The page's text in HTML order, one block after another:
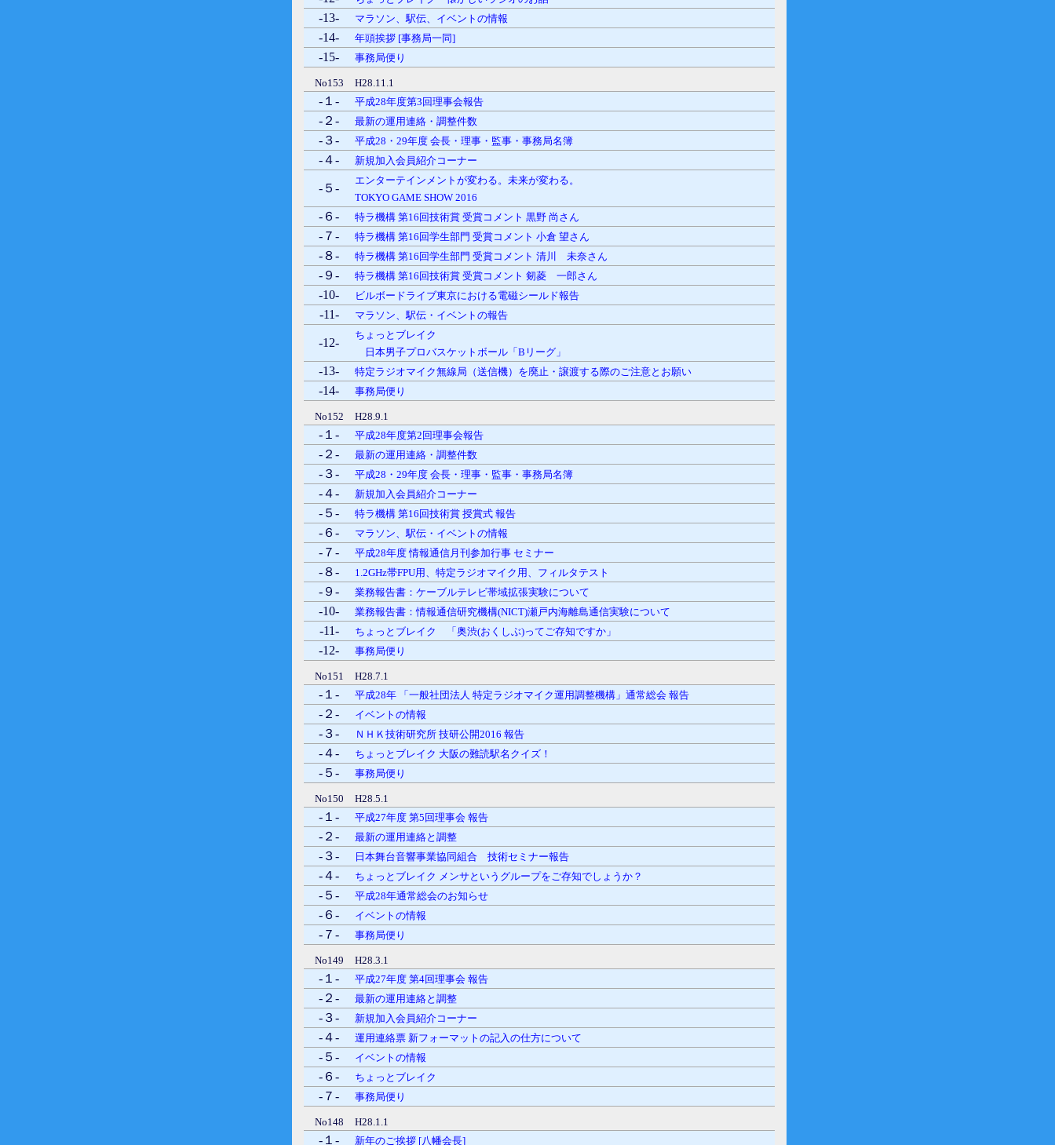
-13- マラソン、駅伝、イベントの情報
-14- 年頭挨拶 [事務局一同]
-15- 事務局便り
No153 H28.11.1
-１- 平成28年度第3回理事会報告
-２- 最新の運用連絡・調整件数
-３- 平成28・29年度 会長・理事・監事・事務局名簿
-４- 新規加入会員紹介コーナー
-５-
エンターテインメントが変わる。未来が変わる。
TOKYO GAME SHOW 2016
-６- 特ラ機構 第16回技術賞 受賞コメント 黒野 尚さん
-７- 特ラ機構 第16回学生部門 受賞コメント 小倉 望さん
-８- 特ラ機構 第16回学生部門 受賞コメント 清川 未奈さん
-９- 特ラ機構 第16回技術賞 受賞コメント 剱菱 一郎さん
-10- ビルボードライブ東京における電磁シールド報告
-11- マラソン、駅伝・イベントの報告
-12-
ちょっとブレイク
日本男子プロバスケットボール「Bリーグ」
-13- 特定ラジオマイク無線局（送信機）を廃止・譲渡する際のご注意とお願い
-14- 事務局便り
No152 H28.9.1
-１- 平成28年度第2回理事会報告
-２- 最新の運用連絡・調整件数
-３- 平成28・29年度 会長・理事・監事・事務局名簿
-４- 新規加入会員紹介コーナー
-５- 特ラ機構 第16回技術賞 授賞式 報告
-６- マラソン、駅伝・イベントの情報
-７- 平成28年度 情報通信月刊参加行事 セミナー
-８- 1.2GHz帯FPU用、特定ラジオマイク用、フィルタテスト
-９- 業務報告書：ケーブルテレビ帯域拡張実験について
-10- 業務報告書：情報通信研究機構(NICT)瀬戸内海離島通信実験について
-11- ちょっとブレイク 「奥渋(おくしぶ)ってご存知ですか」
-12- 事務局便り
No151 H28.7.1
-１- 平成28年 「一般社団法人 特定ラジオマイク運用調整機構」通常総会 報告
-２- イベントの情報
-３- ＮＨＫ技術研究所 技研公開2016 報告
-４- ちょっとブレイク 大阪の難読駅名クイズ！
-５- 事務局便り
No150 H28.5.1
-１- 平成27年度 第5回理事会 報告
-２- 最新の運用連絡と調整
-３- 日本舞台音響事業協同組合 技術セミナー報告
-４- ちょっとブレイク メンサというグループをご存知でしょうか？
-５- 平成28年通常総会のお知らせ
-６- イベントの情報
-７- 事務局便り
No149 H28.3.1
-１- 平成27年度 第4回理事会 報告
-２- 最新の運用連絡と調整
-３- 新規加入会員紹介コーナー
-４- 運用連絡票 新フォーマットの記入の仕方について
-５- イベントの情報
-６- ちょっとブレイク
-７- 事務局便り
No148 H28.1.1
-１- 新年のご挨拶 [八幡会長]